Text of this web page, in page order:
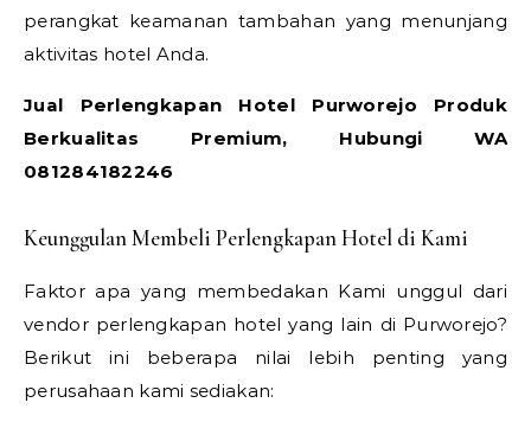
perangkat keamanan tambahan yang menunjang
aktivitas hotel Anda.
Jual Perlengkapan Hotel Purworejo Produk
Berkualitas Premium, Hubungi WA
081284182246
Keunggulan Membeli Perlengkapan Hotel di Kami
Faktor apa yang membedakan Kami unggul dari
vendor perlengkapan hotel yang lain di Purworejo?
Berikut ini beberapa nilai lebih penting yang
perusahaan kami sediakan: